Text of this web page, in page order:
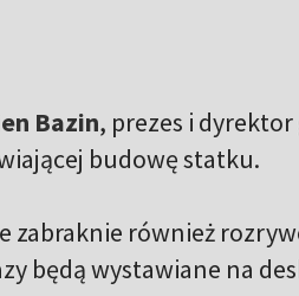
Bazin, prezes i
budowę statku.
zabraknie również
będą wystawiane na